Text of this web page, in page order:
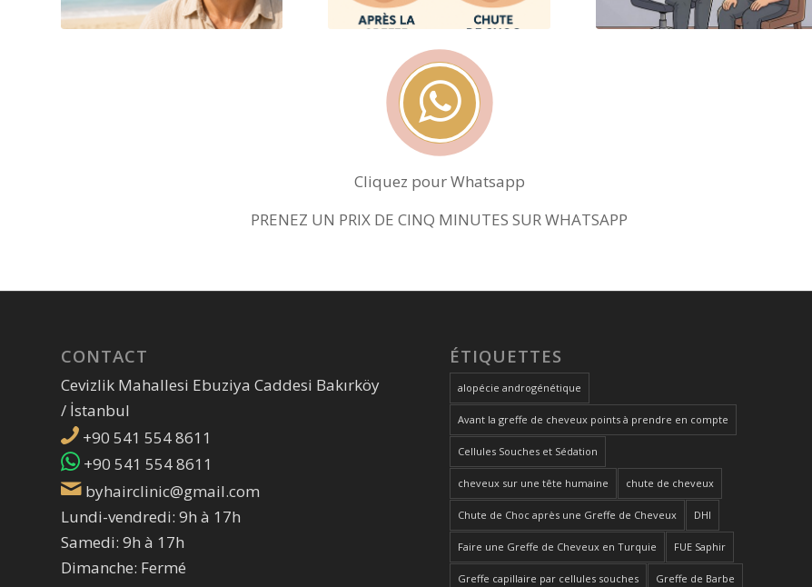
Cliquez pour Whatsapp
PRENEZ UN PRIX DE CINQ MINUTES SUR WHATSAPP
CONTACT
Cevizlik Mahallesi Ebuziya Caddesi Bakırköy
/ İstanbul
+90 541 554 8611
+90 541 554 8611
byhairclinic@gmail.com
Lundi-vendredi: 9h à 17h
Samedi: 9h à 17h
Dimanche: Fermé
ÉTIQUETTES
alopécie androgénétique
Avant la greffe de cheveux points à prendre en compte
Cellules Souches et Sédation
cheveux sur une tête humaine chute de cheveux
Chute de Choc après une Greffe de Cheveux DHI
Faire une Greffe de Cheveux en Turquie FUE Saphir
Greffe capillaire par cellules souches Greffe de Barbe